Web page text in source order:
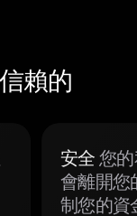
賴的
安全 您
會離開您
制您的資